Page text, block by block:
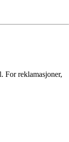
For reklamasjoner,